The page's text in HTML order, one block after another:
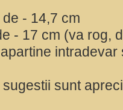
- 14,7 cm
- 17 cm (va rog,
intradevar
sunt